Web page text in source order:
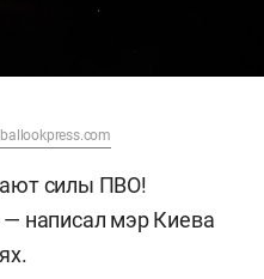
силы ПВО!
— написал мэр Киева